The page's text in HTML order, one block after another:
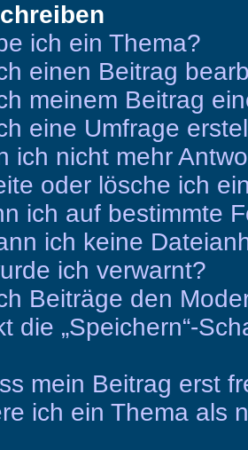
ich ein Thema?
einen Beitrag
meinem Beitrag
eine Umfrage
ich nicht mehr
oder lösche ich
ich auf bestimmte
ich keine
ich verwarnt?
Beiträge den
die „Speichern“-
mein Beitrag erst
ich ein Thema als